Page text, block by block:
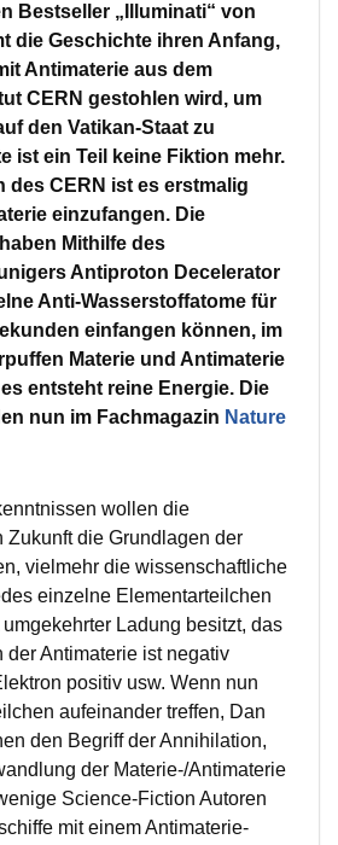
Bestseller „Illuminati“ von
die Geschichte ihren Anfang,
Antimaterie aus dem
CERN gestohlen wird, um
den Vatikan-Staat zu
ist ein Teil keine Fiktion mehr.
des CERN ist es erstmalig
einzufangen. Die
Mithilfe des
Antiproton Decelerator
Anti-Wasserstoffatome für
einfangen können, im
Materie und Antimaterie
entsteht reine Energie. Die
nun im Fachmagazin Nature
wollen die
Zukunft die Grundlagen der
vielmehr die wissenschaftliche
einzelne Elementarteilchen
Ladung besitzt, das
der Antimaterie ist negativ
positiv usw. Wenn nun
aufeinander treffen, Dan
den Begriff der Annihilation,
der Materie-/Antimaterie
Science-Fiction Autoren
mit einem Antimaterie-